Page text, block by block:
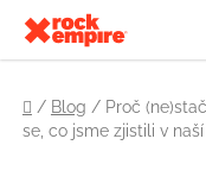
obsah
Domů
/ Blog / Proč
se, co jsme zjistili v